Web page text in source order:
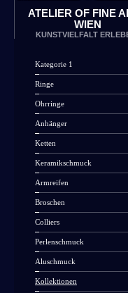
ATELIER OF FINE
WIEN
KUNSTVIELFALT
Kategorie 1
Ringe
Ohrringe
Anhänger
Ketten
Keramikschmuck
Armreifen
Broschen
Colliers
Perlenschmuck
Aluschmuck
Kollektionen